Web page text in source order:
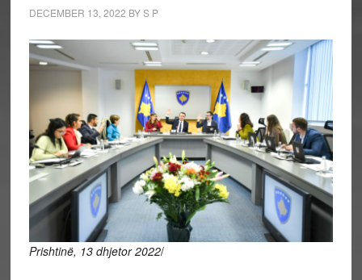
DECEMBER 13, 2022 BYS P
Prishtinë, 13 dhjetor 2022/